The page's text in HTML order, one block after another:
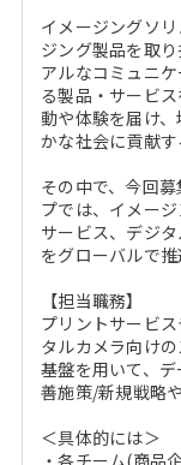
MBAを生かす求人特
年齢と年収の相関図
MBA NETWORKING
イメージングソ
ジング製品を取
アルなコミュニ
る製品・サービ
動や体験を届け
かな社会に貢献す
その中で、今回
プでは、イメー
サービス、デジ
をグローバルで推
【担当職務】
プリントサービ
タルカメラ向け
基盤を用いて、
善施策/新規戦略
＜具体的には＞